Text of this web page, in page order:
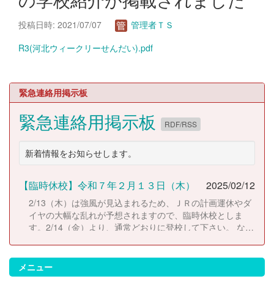
投稿日時: 2021/07/07
管理者ＴＳ
R3(河北ウィークリーせんだい).pdf
緊急連絡用掲示板
緊急連絡用掲示板 RDF/RSS
新着情報をお知らせします。
【臨時休校】令和７年２月１３日（木） 2025/02/12
2/13（木）は強風が見込まれるため、ＪＲの計画運休やダ
イヤの大幅な乱れが予想されますので、臨時休校としま
す。2/14（金）より、通常どおりに登校して下さい。 な
2/18（火）考査４日目
メニュー